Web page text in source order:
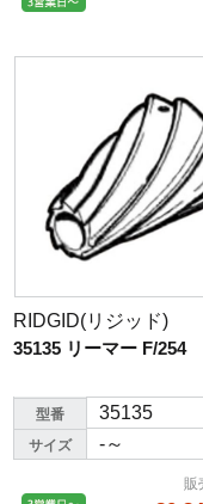
RIDGID(リジッド)
35135 リーマー F/254
型番 35135
サイズ -～
販